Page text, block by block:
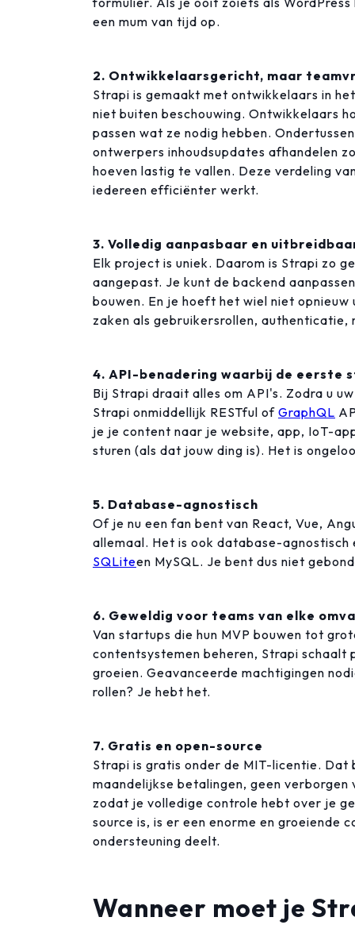
een mum van tijd op.
2. Ontwikkelaarsgericht, maar
Strapi is gemaakt met ontwikkelaars in
niet buiten beschouwing. Ontwikkelaars
passen wat ze nodig hebben.
ontwerpers inhoudsupdates afhandelen
hoeven lastig te vallen. Deze verdeling
iedereen efficiënter werkt.
3. Volledig aanpasbaar en
Elk project is uniek. Daarom is Strapi zo
aangepast. Je kunt de backend
bouwen. En je hoeft het wiel niet
zaken als gebruikersrollen,
4. API-benadering waarbij de eerste
Bij Strapi draait alles om API's. Zodra u
Strapi onmiddellijk RESTful of GraphQL
je je content naar je website, app, IoT-
sturen (als dat jouw ding is). Het is
5. Database-agnostisch
Of je nu een fan bent van React, Vue,
allemaal. Het is ook database-
SQLiteen MySQL. Je bent dus niet
6. Geweldig voor teams van elke
Van startups die hun MVP bouwen tot
contentsystemen beheren, Strapi
groeien. Geavanceerde machtigingen
rollen? Je hebt het.
7. Gratis en open-source
Strapi is gratis onder de MIT-licentie.
maandelijkse betalingen, geen
zodat je volledige controle hebt over je
source is, is er een enorme en groeiende
ondersteuning deelt.
Wanneer moet je